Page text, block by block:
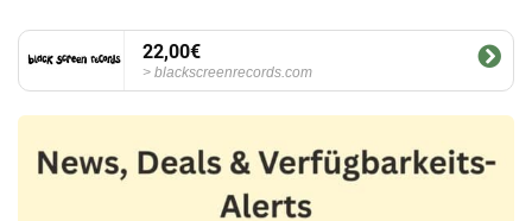
22,00€
blackscreenrecords.com